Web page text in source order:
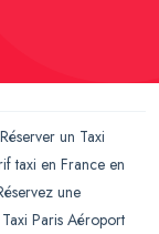
Réserver un Taxi
taxi en France en
une
Paris Aéroport